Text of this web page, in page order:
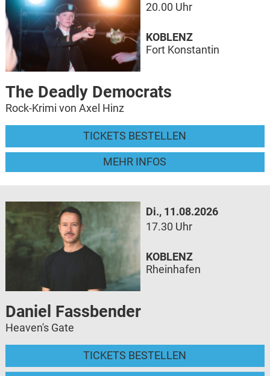
20.00 Uhr
The Deadly Democrats
Rock-Krimi von Axel Hinz
TICKETS BESTELLEN
MEHR INFOS
KOBLENZ
Fort Konstantin
Di., 11.08.2026
17.30 Uhr
Daniel Fassbender
Heaven's Gate
TICKETS BESTELLEN
KOBLENZ
Rheinhafen